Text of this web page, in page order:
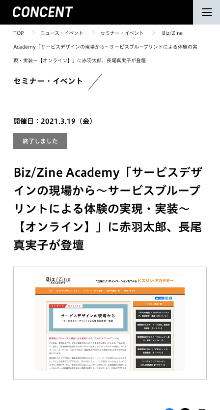
TOP ニュース・イベント セミナー・イベント Biz/Zine
Academy「サービスデザインの現場から～サービスブループリントによる体験の実
現・実装～【オンライン】」に赤羽太郎、長尾真実子が登壇
セミナー・イベント
開催日：2021.3.19（金）
終了しました
Biz/Zine Academy「サービスデザ
インの現場から～サービスブループ
リントによる体験の実現・実装～
【オンライン】」に赤羽太郎、長尾
真実子が登壇